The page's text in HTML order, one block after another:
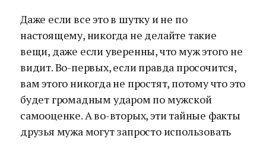
Даже если все это в шутку и не по
настоящему, никогда не делайте такие
вещи, даже если уверенны, что муж этого не
видит. Во-первых, если правда просочится,
вам этого никогда не простят, потому что это
будет громадным ударом по мужской
самооценке. А во-вторых, эти тайные факты
друзья мужа могут запросто использовать